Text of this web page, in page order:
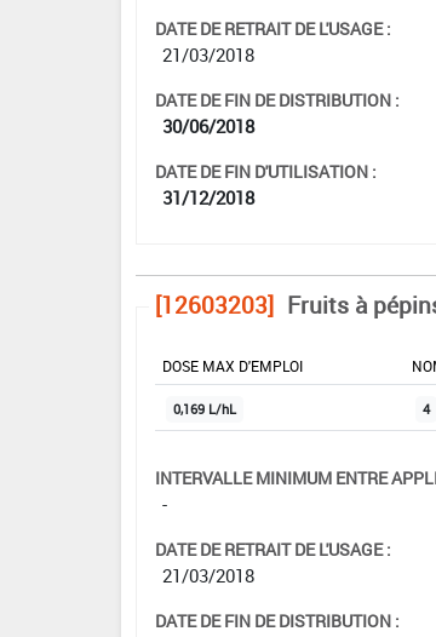
DATE DE RETRAIT DE L'USAGE :
21/03/2018
DATE DE FIN DE DISTRIBUTION :
30/06/2018
DATE DE FIN D'UTILISATION :
31/12/2018
[12603203] Fruits à
DOSE MAX D'EMPLOI
0,169 L/hL 4
INTERVALLE MINIMUM ENTRE
-
DATE DE RETRAIT DE L'USAGE :
21/03/2018
DATE DE FIN DE DISTRIBUTION :